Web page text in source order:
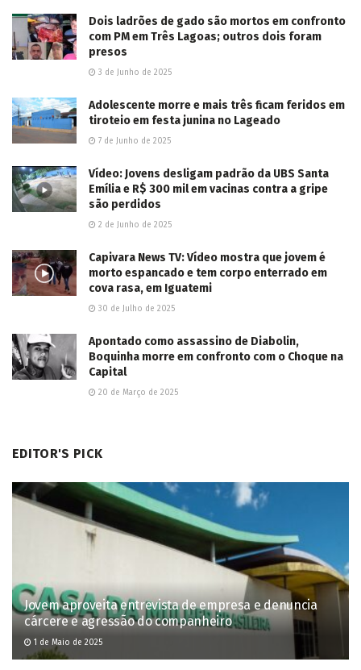
Dois ladrões de gado são mortos em confronto
com PM em Três Lagoas; outros dois foram
presos
3 de Junho de 2025
Adolescente morre e mais três ficam feridos em
tiroteio em festa junina no Lageado
7 de Junho de 2025
Vídeo: Jovens desligam padrão da UBS Santa
Emília e R$ 300 mil em vacinas contra a gripe
são perdidos
2 de Junho de 2025
Capivara News TV: Vídeo mostra que jovem é
morto espancado e tem corpo enterrado em
cova rasa, em Iguatemi
30 de Julho de 2025
Apontado como assassino de Diabolin,
Boquinha morre em confronto com o Choque na
Capital
20 de Março de 2025
EDITOR'S PICK
Jovem aproveita entrevista de empresa e denuncia
cárcere e agressão do companheiro
1 de Maio de 2025